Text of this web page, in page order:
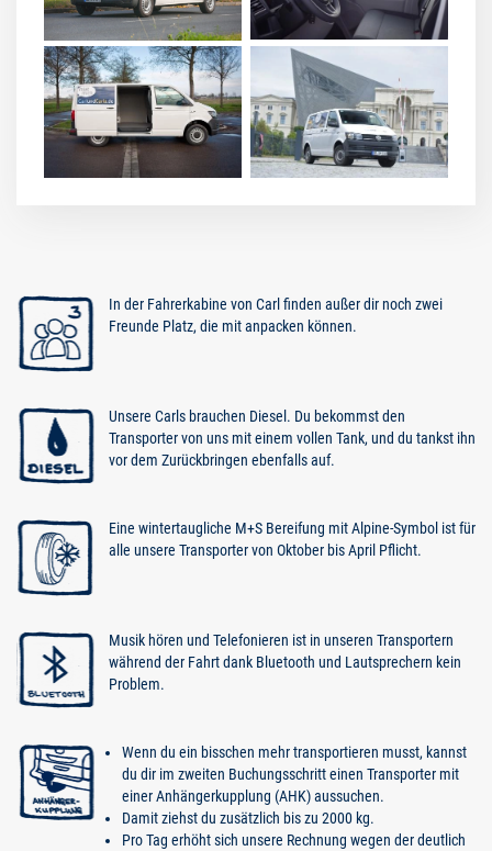
In der Fahrerkabine von Carl finden außer dir noch zwei
Freunde Platz, die mit anpacken können.
Unsere Carls brauchen Diesel. Du bekommst den
Transporter von uns mit einem vollen Tank, und du tankst ihn
vor dem Zurückbringen ebenfalls auf.
Eine wintertaugliche M+S Bereifung mit Alpine-Symbol ist für
alle unsere Transporter von Oktober bis April Pflicht.
Musik hören und Telefonieren ist in unseren Transportern
während der Fahrt dank Bluetooth und Lautsprechern kein
Problem.
Wenn du ein bisschen mehr transportieren musst, kannst
du dir im zweiten Buchungsschritt einen Transporter mit
einer Anhängerkupplung (AHK) aussuchen.
Damit ziehst du zusätzlich bis zu 2000 kg.
Pro Tag erhöht sich unsere Rechnung wegen der deutlich